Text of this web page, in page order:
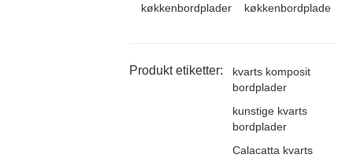
køkkenbordplader
køkkenbordplade
Produkt etiketter:
kvarts komposit
bordplader
kunstige kvarts
bordplader
Calacatta kvarts